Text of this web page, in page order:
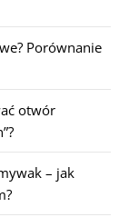
Porównanie
otwór
– jak